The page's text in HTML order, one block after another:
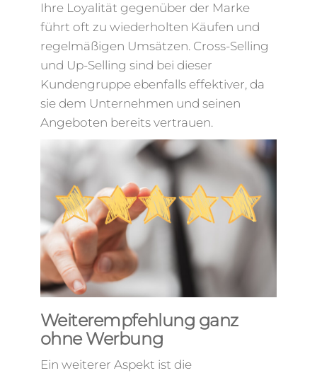
Ihre Loyalität gegenüber der Marke
führt oft zu wiederholten Käufen und
regelmäßigen Umsätzen. Cross-Selling
und Up-Selling sind bei dieser
Kundengruppe ebenfalls effektiver, da
sie dem Unternehmen und seinen
Angeboten bereits vertrauen.
Weiterempfehlung ganz
ohne Werbung
Ein weiterer Aspekt ist die